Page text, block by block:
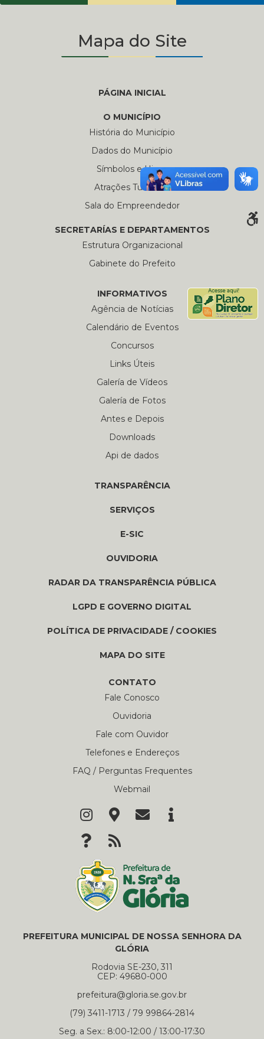
Mapa do Site
PÁGINA INICIAL
O MUNICÍPIO
História do Município
Dados do Município
Símbolos e Hinos
Atrações Turísticas
Sala do Empreendedor
SECRETARÍAS E DEPARTAMENTOS
Estrutura Organizacional
Gabinete do Prefeito
INFORMATIVOS
Agência de Notícias
Calendário de Eventos
Concursos
Links Úteis
Galería de Vídeos
Galería de Fotos
Antes e Depois
Downloads
Api de dados
TRANSPARÊNCIA
SERVIÇOS
E-SIC
OUVIDORIA
RADAR DA TRANSPARÊNCIA PÚBLICA
LGPD E GOVERNO DIGITAL
POLÍTICA DE PRIVACIDADE / COOKIES
MAPA DO SITE
CONTATO
Fale Conosco
Ouvidoria
Fale com Ouvidor
Telefones e Endereços
FAQ / Perguntas Frequentes
Webmail
PREFEITURA MUNICIPAL DE NOSSA SENHORA DA
GLÓRIA
Rodovia SE-230, 311
CEP: 49680-000
prefeitura@gloria.se.gov.br
(79) 3411-1713 / 79 99864-2814
Seg. a Sex.: 8:00-12:00 / 13:00-17:30